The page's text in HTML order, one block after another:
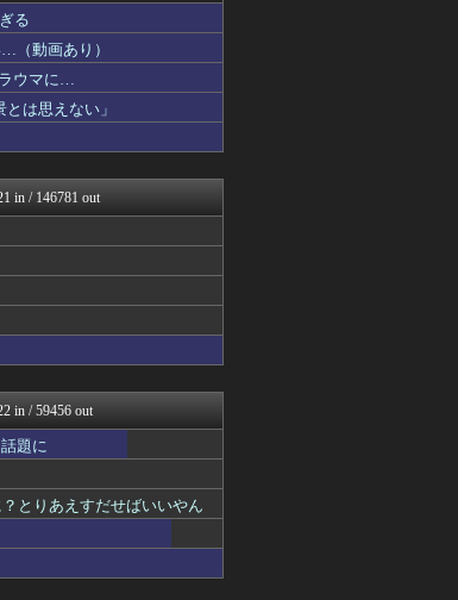
ナお宝画像速報－5c...
- 5ch...
る速報！
-アニメ発信場-
！
とめ速報うまろぐ
ツ・声優 | ラブ...
ニュース
ァルファモザイク＠ネ...
NEWS
スジャパン - 海...
レポート - ガー...
ってもの申す！！
んねる
速報
ー まとめ】サカラ...
ップ
＜国家総動...
速報
通～乃木坂46まと...
-5chまとめ-
喪女ルカ┃鬼女・生...
る
（動画あり）
ウマに…
は思えない」
in / 146781 out
in / 59456 out
題に
とりあえすだせばいいやん